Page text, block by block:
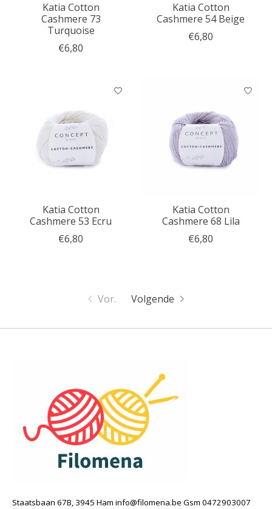
Katia Cotton
Cashmere 73
Turquoise
€6,80
Katia Cotton
Cashmere 54 Beige
€6,80
Katia Cotton
Cashmere 53 Ecru
€6,80
Katia Cotton
Cashmere 68 Lila
€6,80
Vor. Volgende
Staatsbaan 67B, 3945 Ham info@filomena.be Gsm 0472903007